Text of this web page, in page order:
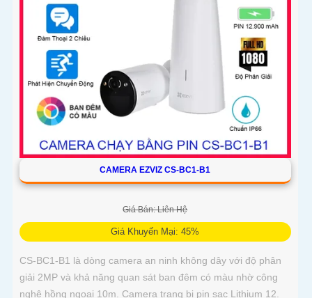
CAMERA EZVIZ CS-BC1-B1
Giá Bán: Liên Hệ
Giá Khuyến Mại: 45%
CS-BC1-B1 là dòng camera an ninh không dây với độ phân
giải 2MP và khả năng quan sát ban đêm có màu nhờ công
nghệ hồng ngoại 10m. Camera trang bị pin sạc Lithium 12.